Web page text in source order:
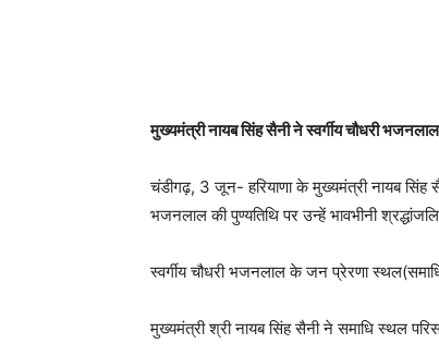
मुख्यमंत्री नायब सिंह सैनी ने स्वर्गीय चौधरी
चंडीगढ़, 3 जून- हरियाणा के मुख्यमंत्री नायब सिंह
भजनलाल की पुण्यतिथि पर उन्हें भावभीनी
स्वर्गीय चौधरी भजनलाल के जन प्रेरणा
मुख्यमंत्री श्री नायब सिंह सैनी ने समाधि स्थल